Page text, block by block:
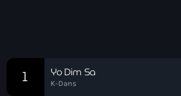
1 Yo Dim Sa
K-Dans